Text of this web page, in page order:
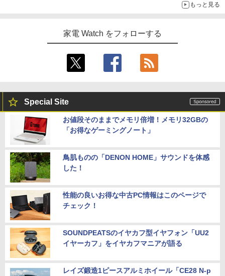
もっと見る
家電 Watch をフォローする
Special Site
お値段そのままでメモリ倍増！メモリ32GBの
「お得なゲーミングノート」
鳥肌ものの「DENON HOME」サウンドを体感
した！
性能の良いお得な中古PC情報はこのページで
チェック！
SOUNDPEATSのイヤカフ型イヤフォン「UU2
イヤーカフ」をイヤカフマニアが語る
レイズ鍛造1ピースアルミホイール「CE28 N-p